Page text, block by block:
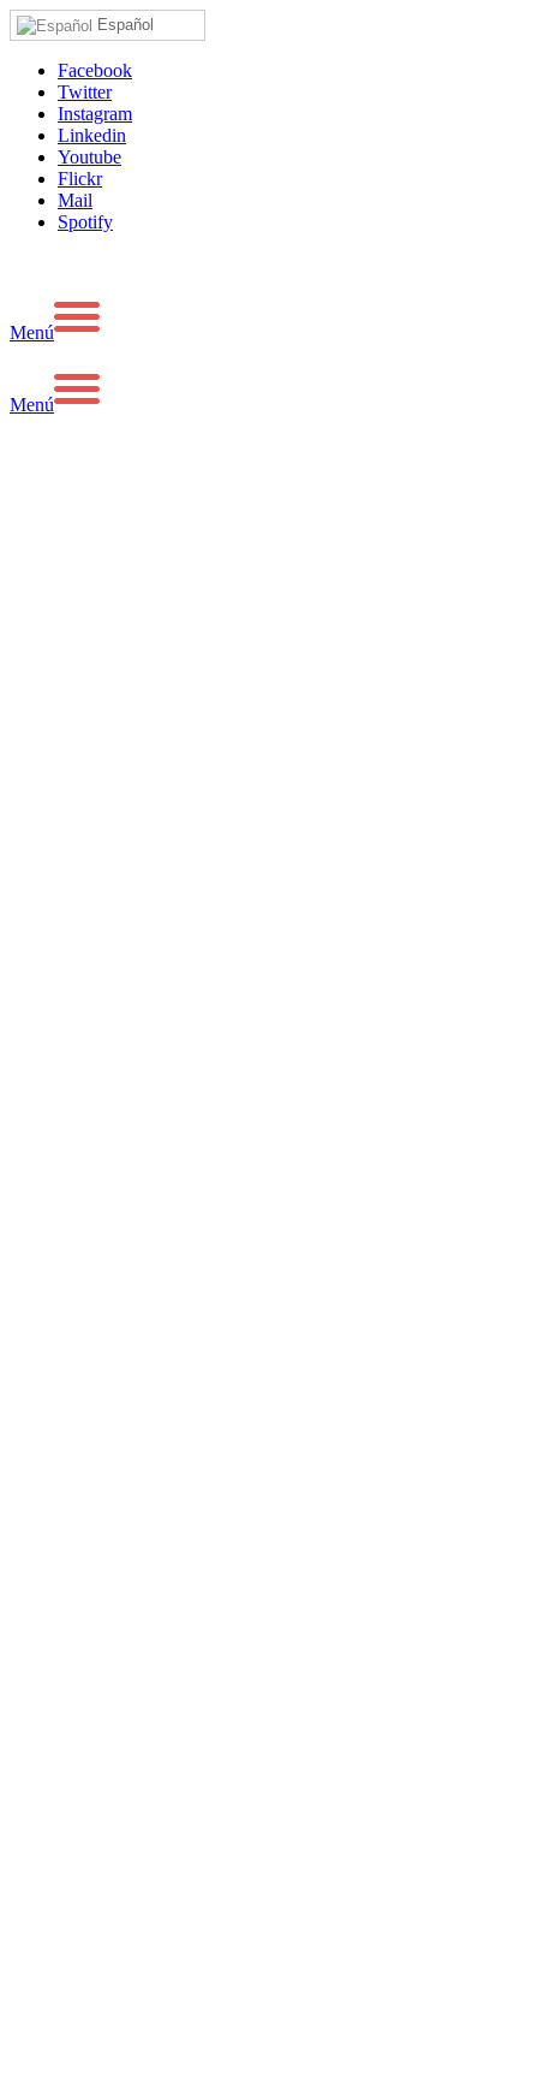
Español
Facebook
Twitter
Instagram
Linkedin
Youtube
Flickr
Mail
Spotify
Menú
Menú